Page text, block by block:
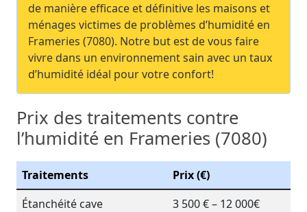
de manière efficace et définitive les maisons et
ménages victimes de problèmes d’humidité en
Frameries (7080). Notre but est de vous faire
vivre dans un environnement sain avec un taux
d’humidité idéal pour votre confort!
Prix des traitements contre
l’humidité en Frameries (7080)
Traitements
Prix (€)
Étanchéité cave
3 500 € – 12 000€